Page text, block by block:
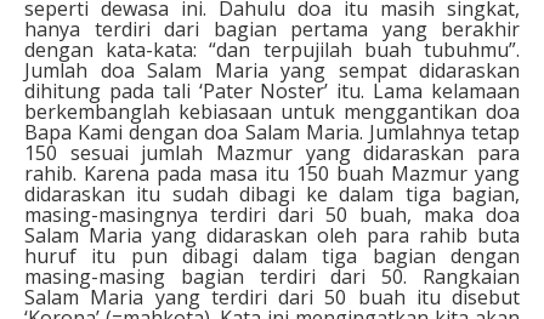
seperti dewasa ini. Dahulu doa itu masih singkat,
hanya terdiri dari bagian pertama yang berakhir
dengan kata-kata: “dan terpujilah buah tubuhmu”.
Jumlah doa Salam Maria yang sempat didaraskan
dihitung pada tali ‘Pater Noster’ itu. Lama kelamaan
berkembanglah kebiasaan untuk menggantikan doa
Bapa Kami dengan doa Salam Maria. Jumlahnya tetap
150 sesuai jumlah Mazmur yang didaraskan para
rahib. Karena pada masa itu 150 buah Mazmur yang
didaraskan itu sudah dibagi ke dalam tiga bagian,
masing-masingnya terdiri dari 50 buah, maka doa
Salam Maria yang didaraskan oleh para rahib buta
huruf itu pun dibagi dalam tiga bagian dengan
masing-masing bagian terdiri dari 50. Rangkaian
Salam Maria yang terdiri dari 50 buah itu disebut